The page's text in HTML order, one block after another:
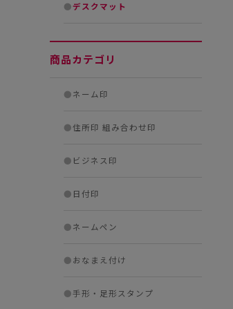
●デスクマット
商品カテゴリ
●ネーム印
●住所印 組み合わせ印
● ビジネス印
● 日付印
●ネームペン
●おなまえ付け
●手形・足形スタンプ